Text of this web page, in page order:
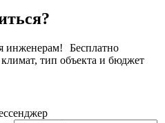
инженерам! Бесплатно
тип объекта и бюджет